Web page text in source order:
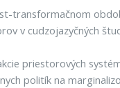
transformačnom
v cudzojazyčných
priestorových
politík na